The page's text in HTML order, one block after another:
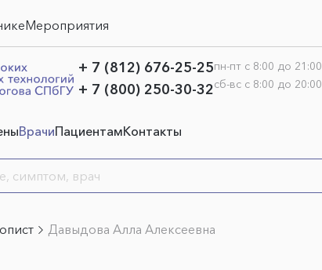
Мероприятия
+ 7 (812) 676-25-25
+ 7 (800) 250-30-32
пн-пт с 8:00 до 21:00
сб-вс с 8:00 до 20:00
ВрачиПациентамКонтакты
Давыдова Алла Алексеевна